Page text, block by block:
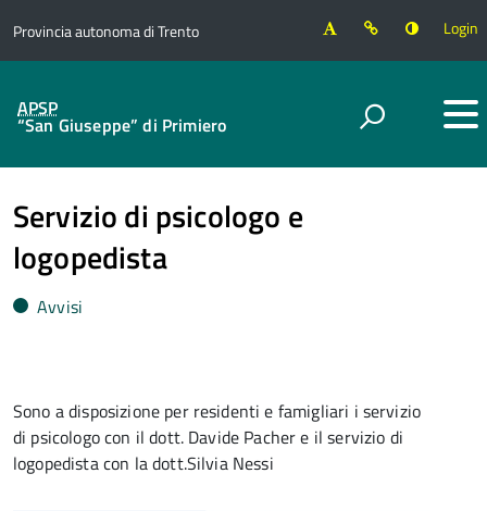
Provincia autonoma di Trento Login
APSP
“San Giuseppe” di Primiero
Servizio di psicologo e
logopedista
Avvisi
Sono a disposizione per residenti e famigliari i servizio
di psicologo con il dott. Davide Pacher e il servizio di
logopedista con la dott.Silvia Nessi